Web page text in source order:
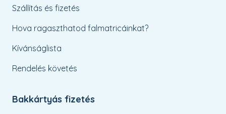
Szállítás és fizetés
Hova ragaszthatod falmatricáinkat?
Kívánságlista
Rendelés követés
Bakkártyás fizetés